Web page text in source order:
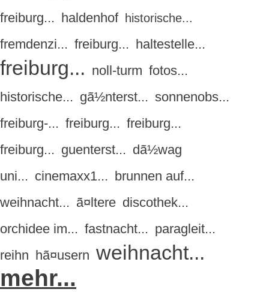
freiburg... haldenhof historische...
fremdenzi... freiburg... haltestelle...
freiburg... noll-turm fotos...
historische... gã½nterst... sonnenobs...
freiburg-... freiburg... freiburg...
freiburg... guenterst... dã½wag
uni... cinemaxx1... brunnen auf...
weihnacht... ã¤ltere discothek...
orchidee im... fastnacht... paragleit...
reihn hã¤usern weihnacht...
mehr...